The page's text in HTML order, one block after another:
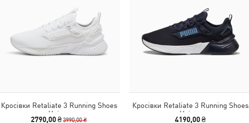
Кросівки Retaliate 3 Running Shoes
Unisex
2790,00 ₴3990,00 ₴
Кросівки Retaliate 3 Running Shoes
Unisex
4190,00 ₴